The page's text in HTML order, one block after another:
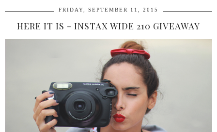
FRIDAY, SEPTEMBER 11, 2015
HERE IT IS - INSTAX WIDE 210 GIVEAWAY